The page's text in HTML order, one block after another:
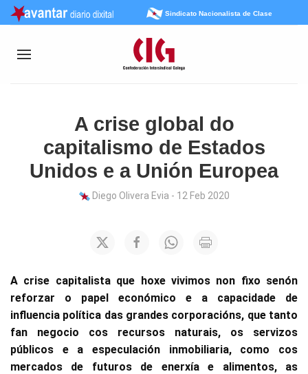
Sindicato Nacionalista de Clase
A crise global do
capitalismo de Estados
Unidos e a Unión Europea
Diego Olivera Evia - 12 Feb 2020
A crise capitalista que hoxe vivimos non fixo senón
reforzar o papel económico e a capacidade de
influencia política das grandes corporacións, que tanto
fan negocio cos recursos naturais, os servizos
públicos e a especulación inmobiliaria, como cos
mercados de futuros de enerxía e alimentos, as